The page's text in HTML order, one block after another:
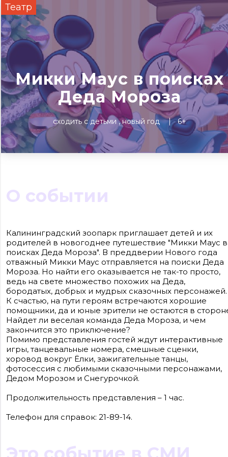
#билеты без комиссии
Завтра
Событиям
Концерты Театр Детям Выставки
Театр
Микки Маус в поисках
Деда Мороза
сходить с детьми новый год 6+
О событии
Калининградский зоопарк приглашает детей и их
родителей в новогоднее путешествие "Микки Маус в
поисках Деда Мороза". В преддверии Нового года
отважный Микки Маус отправляется на поиски Деда
Мороза. Но найти его оказывается не так-то просто,
ведь на свете множество похожих на Деда,
бородатых, добрых и мудрых сказочных персонажей.
К счастью, на пути героям встречаются хорошие
помощники, да и юные зрители не остаются в
Найдет ли веселая команда Деда Мороза, и чем
закончится это приключение?
Помимо представления гостей ждут интерактивные
игры, танцевальные номера, смешные сценки,
хоровод вокруг Ёлки, зажигательные танцы,
фотосессия с любимыми сказочными персонажами,
Дедом Морозом и Снегурочкой.
Продолжительность представления – 1 час.
Телефон для справок: 21-89-14.
Сайт входит в медиагруппу «Западная пресса» ОГРН 1063906014743, ИНН
3906148636, КПП 390601001
Контакты редакции: +7(4012) 310-124, news@klops.ru. Реклама: +7 (931) 107 50 00,
reklama@klops.ru. Афиша: +7(967) 351 20 51, reklama@klops.ru
Адрес редакции и учредителя: г. Калининград, ул. Рокоссовского, 16/18, пом. I,
оф. 2
Сетевое издание "Klops.ru", регистрационный номер и дата принятия
решения о регистрации: ЭЛ № ФС 77 - 78739 от 20 июля 2020 года,
зарегистрировано Федеральной службой по надзору в сфере связи,
информационных технологий и массовых коммуникаций (Роскомнадзор).
Фомченкова Кристина Владимировна
Материалы сайта, подписанные «CC 4.0» доступны по
лицензии Creative Commons «Attribution-ShareAlike»
Политика в отношении обработки персональных